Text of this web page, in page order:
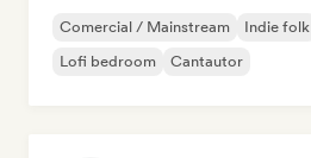
Comercial / Mainstream Indie folk
Lofi bedroom
Cantautor